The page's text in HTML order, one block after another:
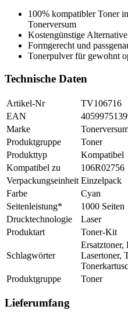
100% kompatibler Toner
Tonerversum
Kostengünstige
Formgerecht und
Tonerpulver für gewohnt
Technische Daten
Artikel-Nr
TV106716
EAN
Marke
Produktgruppe
Toner
Produkttyp
Kompatibel
Kompatibel zu
106R02756
Verpackungseinheit Einzelpack
Farbe
Cyan
Seitenleistung*
1000 Seiten
Drucktechnologie
Laser
Produktart
Toner-Kit
Schlagwörter
Ersatztoner,
Lasertoner,
Produktgruppe
Toner
Lieferumfang